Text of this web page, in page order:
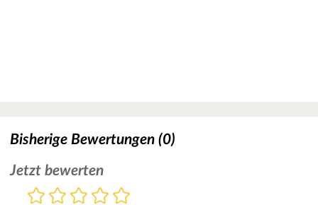
Bisherige Bewertungen (0)
Jetzt bewerten
Bewertung
5
4
3
2
1